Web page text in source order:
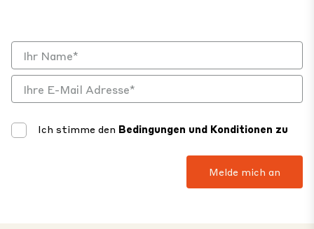
Ich stimme den Bedingungen und Konditionen zu